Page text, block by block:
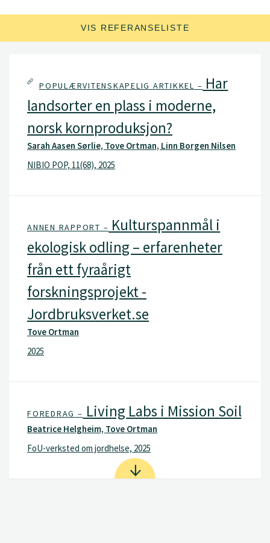
VIS REFERANSELISTE
POPULÆRVITENSKAPELIG ARTIKKEL – Har
landsorter en plass i moderne,
norsk kornproduksjon?
Sarah Aasen Sørlie, Tove Ortman, Linn Borgen Nilsen
NIBIO POP, 11(68), 2025
ANNEN RAPPORT – Kulturspannmål i
ekologisk odling – erfarenheter
från ett fyraårigt
forskningsprojekt -
Jordbruksverket.se
Tove Ortman
2025
FOREDRAG – Living Labs i Mission Soil
Beatrice Helgheim, Tove Ortman
FoU-verksted om jordhelse, 2025